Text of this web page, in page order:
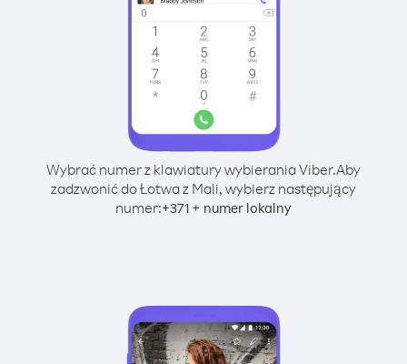
Wybrać numer z klawiatury wybierania Viber.Aby
zadzwonić do Łotwa z Mali, wybierz następujący
numer:+371 + numer lokalny